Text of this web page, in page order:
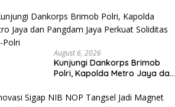
August 6, 2026
Kunjungi Dankorps Brimob
Polri, Kapolda Metro Jaya dan
Soliditas TNI-Polri